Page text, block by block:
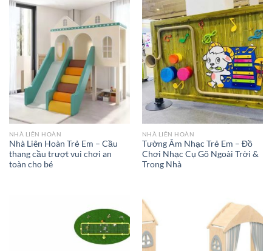
NHÀ LIÊN HOÀN
Nhà Liên Hoàn Trẻ Em – Cầu
thang cầu trượt vui chơi an
toàn cho bé
NHÀ LIÊN HOÀN
Tường Âm Nhạc Trẻ Em – Đồ
Chơi Nhạc Cụ Gõ Ngoài Trời &
Trong Nhà